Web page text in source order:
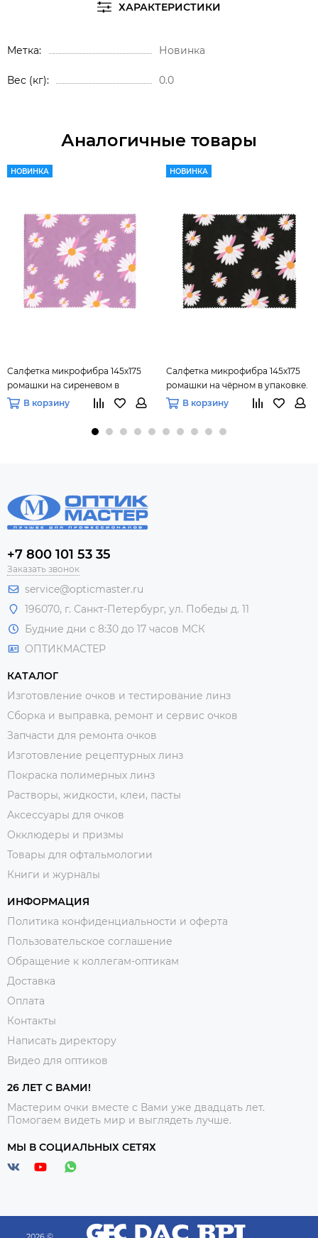
ХАРАКТЕРИСТИКИ
Метка Новинка
Вес (кг) 0.0
Аналогичные товары
НОВИНКА
Салфетка микрофибра 145х175
ромашки на сиреневом в
упаковке.
В корзину
НОВИНКА
Салфетка микрофибра 145х175
ромашки на чёрном в упаковке.
В корзину
+7 800 101 53 35
Заказать звонок
service@opticmaster.ru
196070, г. Санкт-Петербург, ул. Победы д. 11
Будние дни с 8:30 до 17 часов МСК
ОПТИКМАСТЕР
КАТАЛОГ
Изготовление очков и тестирование линз
Сборка и выправка, ремонт и сервис очков
Запчасти для ремонта очков
Изготовление рецептурных линз
Покраска полимерных линз
Растворы, жидкости, клеи, пасты
Аксессуары для очков
Окклюдеры и призмы
Товары для офтальмологии
Книги и журналы
ИНФОРМАЦИЯ
Политика конфиденциальности и оферта
Пользовательское соглашение
Обращение к коллегам-оптикам
Доставка
Оплата
Контакты
Написать директору
Видео для оптиков
26 ЛЕТ С ВАМИ!
Мастерим очки вместе с Вами уже двадцать лет.
Помогаем видеть мир и выглядеть лучше.
МЫ В СОЦИАЛЬНЫХ СЕТЯХ